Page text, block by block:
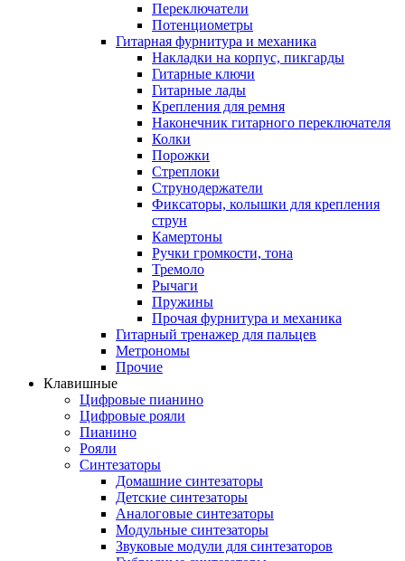
Переключатели
Потенциометры
Гитарная фурнитура и механика
Накладки на корпус, пикгарды
Гитарные ключи
Гитарные лады
Крепления для ремня
Наконечник гитарного переключателя
Колки
Порожки
Стреплоки
Струнодержатели
Фиксаторы, колышки для крепления
струн
Камертоны
Ручки громкости, тона
Тремоло
Рычаги
Пружины
Прочая фурнитура и механика
Гитарный тренажер для пальцев
Метрономы
Прочие
Клавишные
Цифровые пианино
Цифровые рояли
Пианино
Рояли
Синтезаторы
Домашние синтезаторы
Детские синтезаторы
Аналоговые синтезаторы
Модульные синтезаторы
Звуковые модули для синтезаторов